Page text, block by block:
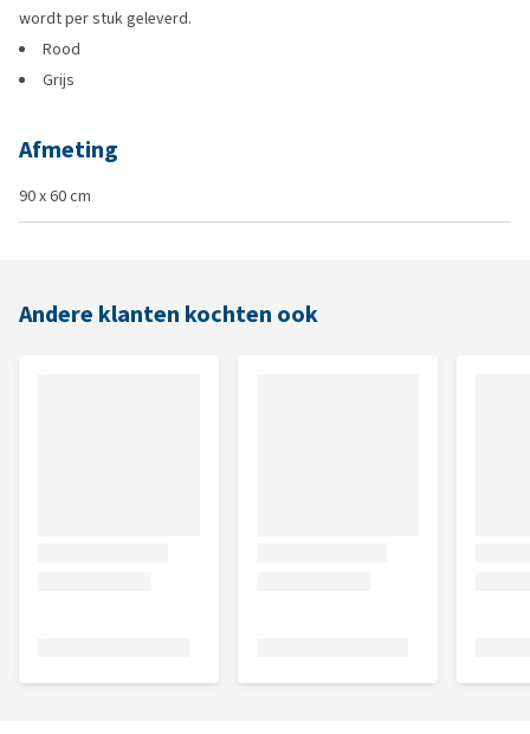
wordt per stuk geleverd.
Rood
Grijs
Afmeting
90 x 60 cm
Andere klanten kochten ook